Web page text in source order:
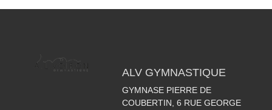
ALV GYMNASTIQUE
GYMNASE PIERRE DE
COUBERTIN, 6 RUE GEORGE